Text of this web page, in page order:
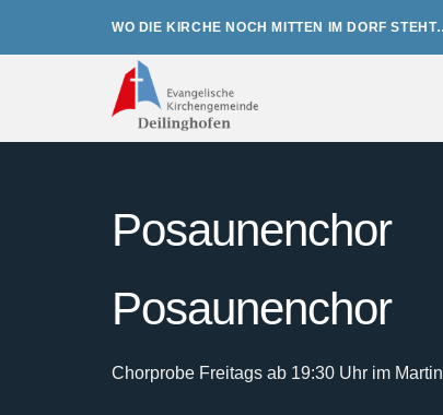
WO DIE KIRCHE NOCH MITTEN IM DORF
Posaunenchor
Posaunenchor
Chorprobe Freitags ab 19:30 Uhr im